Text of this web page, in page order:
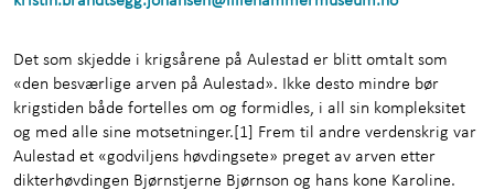
Om oss +
Kunnskap og læring
+
Kontakt oss
Det som skjedde i krigsårene på Aulestad er blitt omtalt som
«den besværlige arven på Aulestad». Ikke desto mindre bør
krigstiden både fortelles om og formidles, i all sin kompleksitet
og med alle sine motsetninger.[1] Frem til andre verdenskrig var
Aulestad et «godviljens høvdingsete» preget av arven etter
dikterhøvdingen Bjørnstjerne Bjørnson og hans kone Karoline.